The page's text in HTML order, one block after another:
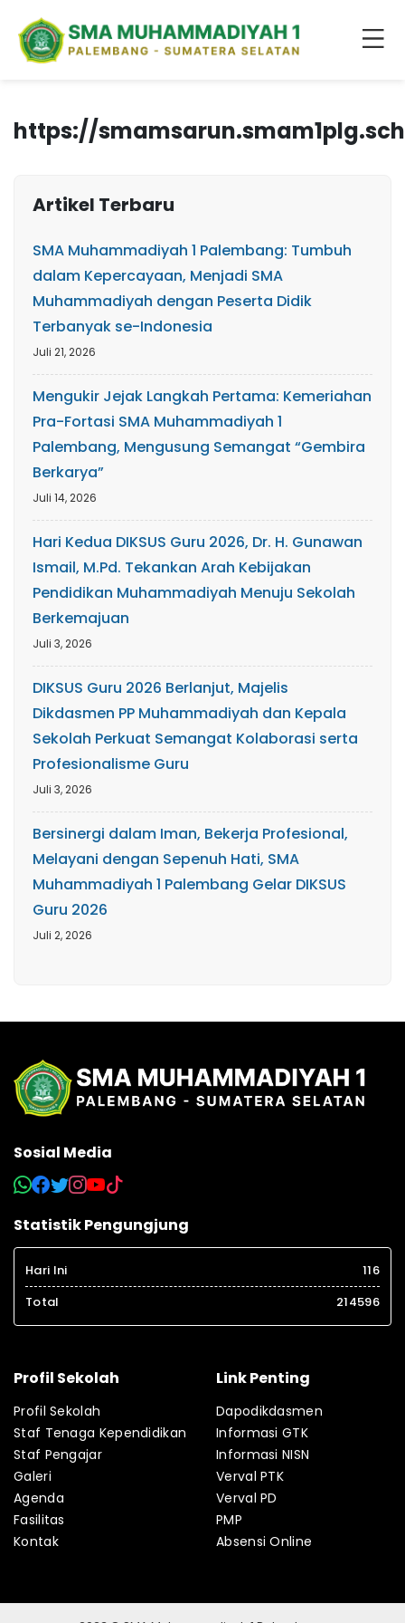
https://
Artikel Terbaru
SMA Muhammadiyah 1 Palembang: Tumbuh
dalam Kepercayaan, Menjadi SMA
Muhammadiyah dengan Peserta Didik
Terbanyak se-Indonesia
Juli 21, 2026
Mengukir Jejak Langkah Pertama: Kemeriahan
Pra-Fortasi SMA Muhammadiyah 1
Palembang, Mengusung Semangat “Gembira
Berkarya”
Juli 14, 2026
Hari Kedua DIKSUS Guru 2026, Dr. H. Gunawan
Ismail, M.Pd. Tekankan Arah Kebijakan
Pendidikan Muhammadiyah Menuju Sekolah
Berkemajuan
Juli 3, 2026
DIKSUS Guru 2026 Berlanjut, Majelis
Dikdasmen PP Muhammadiyah dan Kepala
Sekolah Perkuat Semangat Kolaborasi serta
Profesionalisme Guru
Juli 3, 2026
Bersinergi dalam Iman, Bekerja Profesional,
Melayani dengan Sepenuh Hati, SMA
Muhammadiyah 1 Palembang Gelar DIKSUS
Guru 2026
Juli 2, 2026
Sosial Media
Statistik Pengungjung
Hari Ini
116
Total
214596
Profil Sekolah
Profil Sekolah
Staf Tenaga Kependidikan
Staf Pengajar
Galeri
Agenda
Fasilitas
Kontak
Link Penting
Dapodikdasmen
Informasi GTK
Informasi NISN
Verval PTK
Verval PD
PMP
Absensi Online